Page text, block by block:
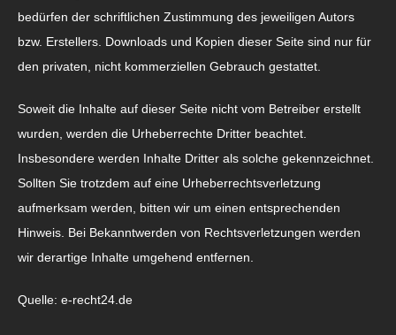
bedürfen der schriftlichen Zustimmung des jeweiligen Autors
bzw. Erstellers. Downloads und Kopien dieser Seite sind nur für
den privaten, nicht kommerziellen Gebrauch gestattet.
Soweit die Inhalte auf dieser Seite nicht vom Betreiber erstellt
wurden, werden die Urheberrechte Dritter beachtet.
Insbesondere werden Inhalte Dritter als solche gekennzeichnet.
Sollten Sie trotzdem auf eine Urheberrechtsverletzung
aufmerksam werden, bitten wir um einen entsprechenden
Hinweis. Bei Bekanntwerden von Rechtsverletzungen werden
wir derartige Inhalte umgehend entfernen.
Quelle: e-recht24.de